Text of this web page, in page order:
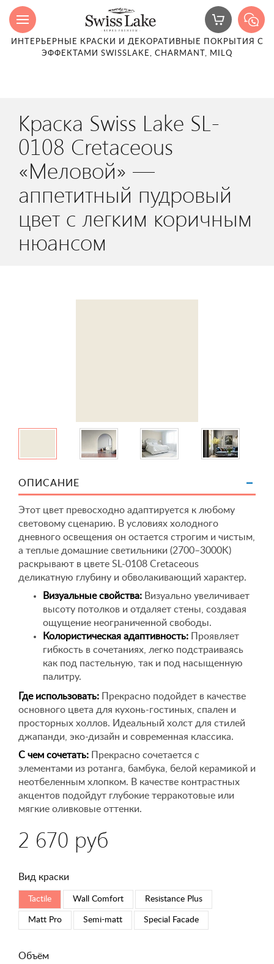
ИНТЕРЬЕРНЫЕ КРАСКИ И ДЕКОРАТИВНЫЕ ПОКРЫТИЯ С
ЭФФЕКТАМИ SWISSLAKE, CHARMANT, MILQ
Краска Swiss Lake SL-
0108 Cretaceous
«Меловой» —
аппетитный пудровый
цвет с легким коричным
нюансом
ОПИСАНИЕ
Этот цвет превосходно адаптируется к любому
световому сценарию. В условиях холодного
дневного освещения он остается строгим и чистым,
а теплые домашние светильники (2700–3000K)
раскрывают в цвете SL-0108 Cretaceous
деликатную глубину и обволакивающий характер.
Визуальные свойства: Визуально увеличивает
высоту потолков и отдаляет стены, создавая
ощущение неограниченной свободы.
Колористическая адаптивность: Проявляет
гибкость в сочетаниях, легко подстраиваясь
как под пастельную, так и под насыщенную
палитру.
Где использовать: Прекрасно подойдет в качестве
основного цвета для кухонь-гостиных, спален и
просторных холлов. Идеальный холст для стилей
джапанди, эко-дизайн и современная классика.
С чем сочетать: Прекрасно сочетается с
элементами из ротанга, бамбука, белой керамикой и
неотбеленным хлопком. В качестве контрастных
акцентов подойдут глубокие терракотовые или
мягкие оливковые оттенки.
2 670 руб
Вид краски
Tactile Wall Comfort Resistance Plus
Matt Pro Semi-matt Special Faсade
Объём